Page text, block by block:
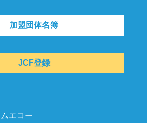
加盟団体名簿
JCF登録
エコー